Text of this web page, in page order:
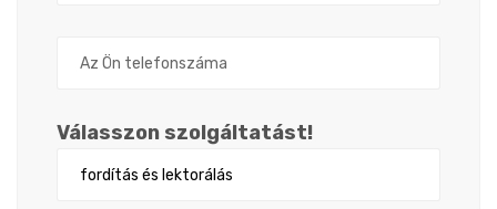
Válasszon szolgáltatást!